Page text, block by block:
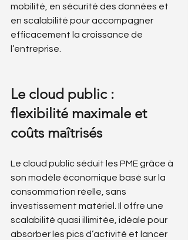
mobilité, en sécurité des données et
en scalabilité pour accompagner
efficacement la croissance de
l’entreprise.
Le cloud public :
flexibilité maximale et
coûts maîtrisés
Le cloud public séduit les PME grâce à
son modèle économique basé sur la
consommation réelle, sans
investissement matériel. Il offre une
scalabilité quasi illimitée, idéale pour
absorber les pics d’activité et lancer